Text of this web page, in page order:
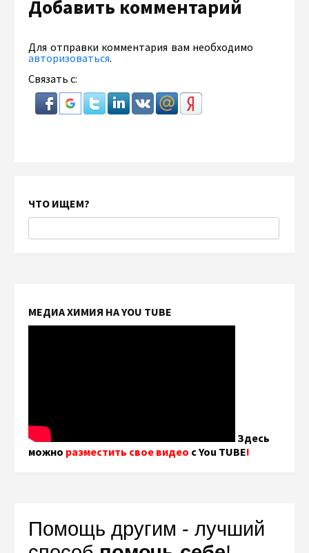
Добавить комментарий
Для отправки комментария вам необходимо
авторизоваться.
Связать с:
ЧТО ИЩЕМ?
МЕДИА ХИМИЯ НА YOU TUBE
Здесь
можно разместить свое видео с You TUBE!
Помощь другим - лучший